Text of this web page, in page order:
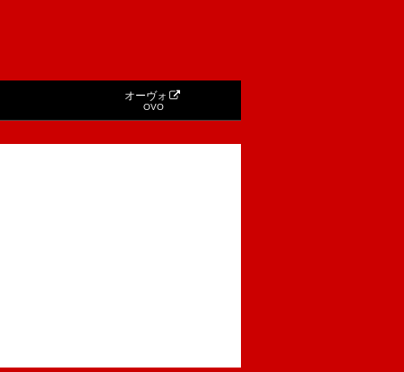
オーヴォ
OVO